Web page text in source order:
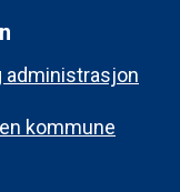
administrasjon
kommune